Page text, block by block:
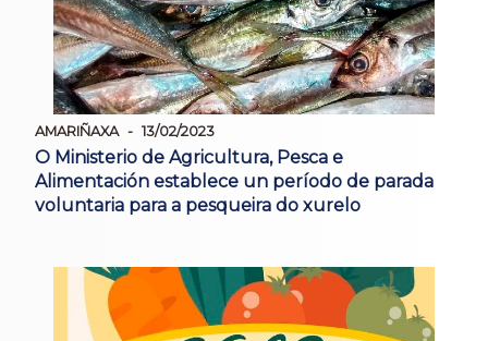
AMARIÑAXA 13/02/2023
O Ministerio de Agricultura, Pesca e
Alimentación establece un período de parada
voluntaria para a pesqueira do xurelo